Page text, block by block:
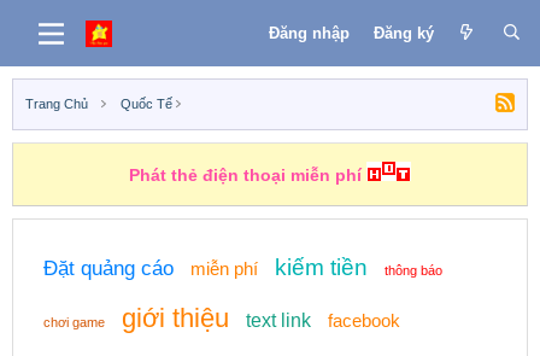
Đăng nhập Đăng ký
Trang Chủ Quốc Tế
Phát thẻ điện thoại miễn phí
Đặt quảng cáo miễn phí kiếm tiền thông báo
chơi game giới thiệu text link facebook